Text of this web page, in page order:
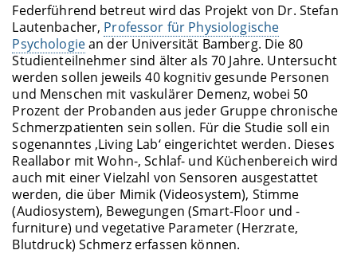
Federführend betreut wird das Projekt von Dr. Stefan
Lautenbacher, Professor für Physiologische
Psychologiean der Universität Bamberg. Die 80
Studienteilnehmer sind älter als 70 Jahre. Untersucht
werden sollen jeweils 40 kognitiv gesunde Personen
und Menschen mit vaskulärer Demenz, wobei 50
Prozent der Probanden aus jeder Gruppe chronische
Schmerzpatienten sein sollen. Für die Studie soll ein
sogenanntes ‚Living Lab‘ eingerichtet werden. Dieses
Reallabor mit Wohn-, Schlaf- und Küchenbereich wird
auch mit einer Vielzahl von Sensoren ausgestattet
werden, die über Mimik (Videosystem), Stimme
(Audiosystem), Bewegungen (Smart-Floor und -
furniture) und vegetative Parameter (Herzrate,
Blutdruck) Schmerz erfassen können.